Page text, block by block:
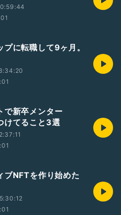
プに転職して9ヶ月。
で新卒メンター
けてること3選
ブNFTを作り始めた